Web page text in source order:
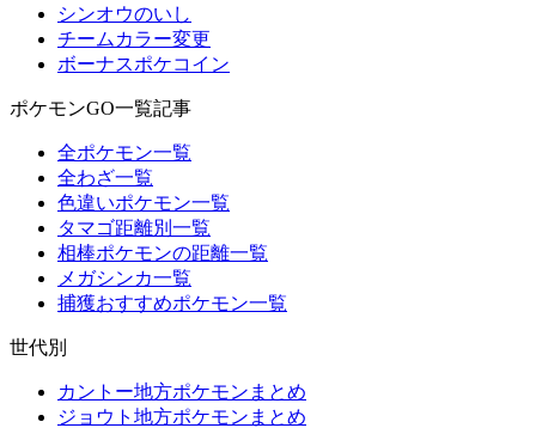
シンオウのいし
チームカラー変更
ボーナスポケコイン
ポケモンGO一覧記事
全ポケモン一覧
全わざ一覧
色違いポケモン一覧
タマゴ距離別一覧
相棒ポケモンの距離一覧
メガシンカ一覧
捕獲おすすめポケモン一覧
世代別
カントー地方ポケモンまとめ
ジョウト地方ポケモンまとめ